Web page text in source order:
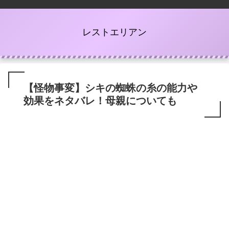
レストエリアン
【怪物事変】シキの蜘蛛の糸の能力や
効果をネタバレ！母親についても